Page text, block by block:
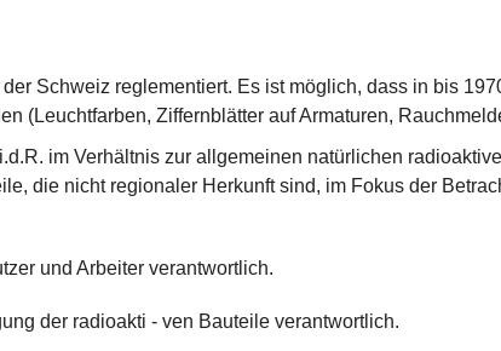
Schweiz reglementiert. Es ist möglich, dass in bis
(Leuchtfarben, Ziffernblätter auf Armaturen,
im Verhältnis zur allgemeinen natürlichen
die nicht regionaler Herkunft sind, im Fokus der
und Arbeiter verantwortlich.
der radioakti - ven Bauteile verantwortlich.